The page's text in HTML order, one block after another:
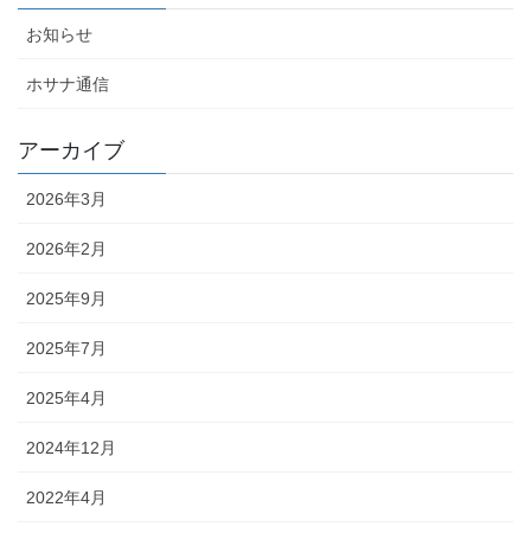
お知らせ
ホサナ通信
アーカイブ
2026年3月
2026年2月
2025年9月
2025年7月
2025年4月
2024年12月
2022年4月